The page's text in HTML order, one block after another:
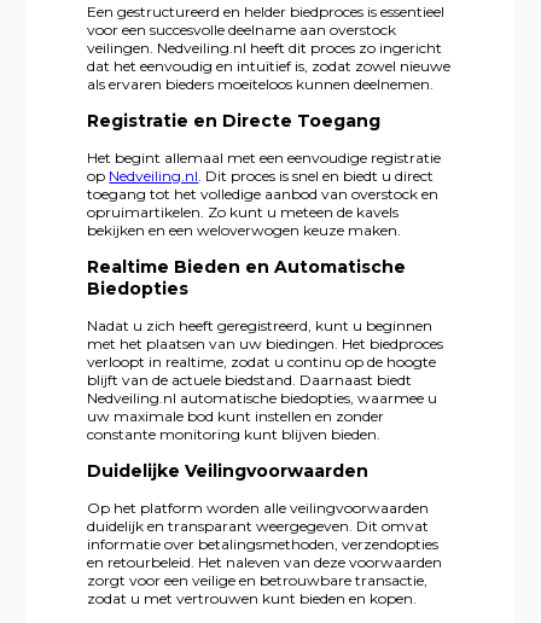
Een gestructureerd en helder biedproces is essentieel
voor een succesvolle deelname aan overstock
veilingen. Nedveiling.nl heeft dit proces zo ingericht
dat het eenvoudig en intuïtief is, zodat zowel nieuwe
als ervaren bieders moeiteloos kunnen deelnemen.
Registratie en Directe Toegang
Het begint allemaal met een eenvoudige registratie
op Nedveiling.nl . Dit proces is snel en biedt u direct
toegang tot het volledige aanbod van overstock en
opruimartikelen. Zo kunt u meteen de kavels
bekijken en een weloverwogen keuze maken.
Realtime Bieden en Automatische
Biedopties
Nadat u zich heeft geregistreerd, kunt u beginnen
met het plaatsen van uw biedingen. Het biedproces
verloopt in realtime, zodat u continu op de hoogte
blijft van de actuele biedstand. Daarnaast biedt
Nedveiling.nl automatische biedopties, waarmee u
uw maximale bod kunt instellen en zonder
constante monitoring kunt blijven bieden.
Duidelijke Veilingvoorwaarden
Op het platform worden alle veilingvoorwaarden
duidelijk en transparant weergegeven. Dit omvat
informatie over betalingsmethoden, verzendopties
en retourbeleid. Het naleven van deze voorwaarden
zorgt voor een veilige en betrouwbare transactie,
zodat u met vertrouwen kunt bieden en kopen.